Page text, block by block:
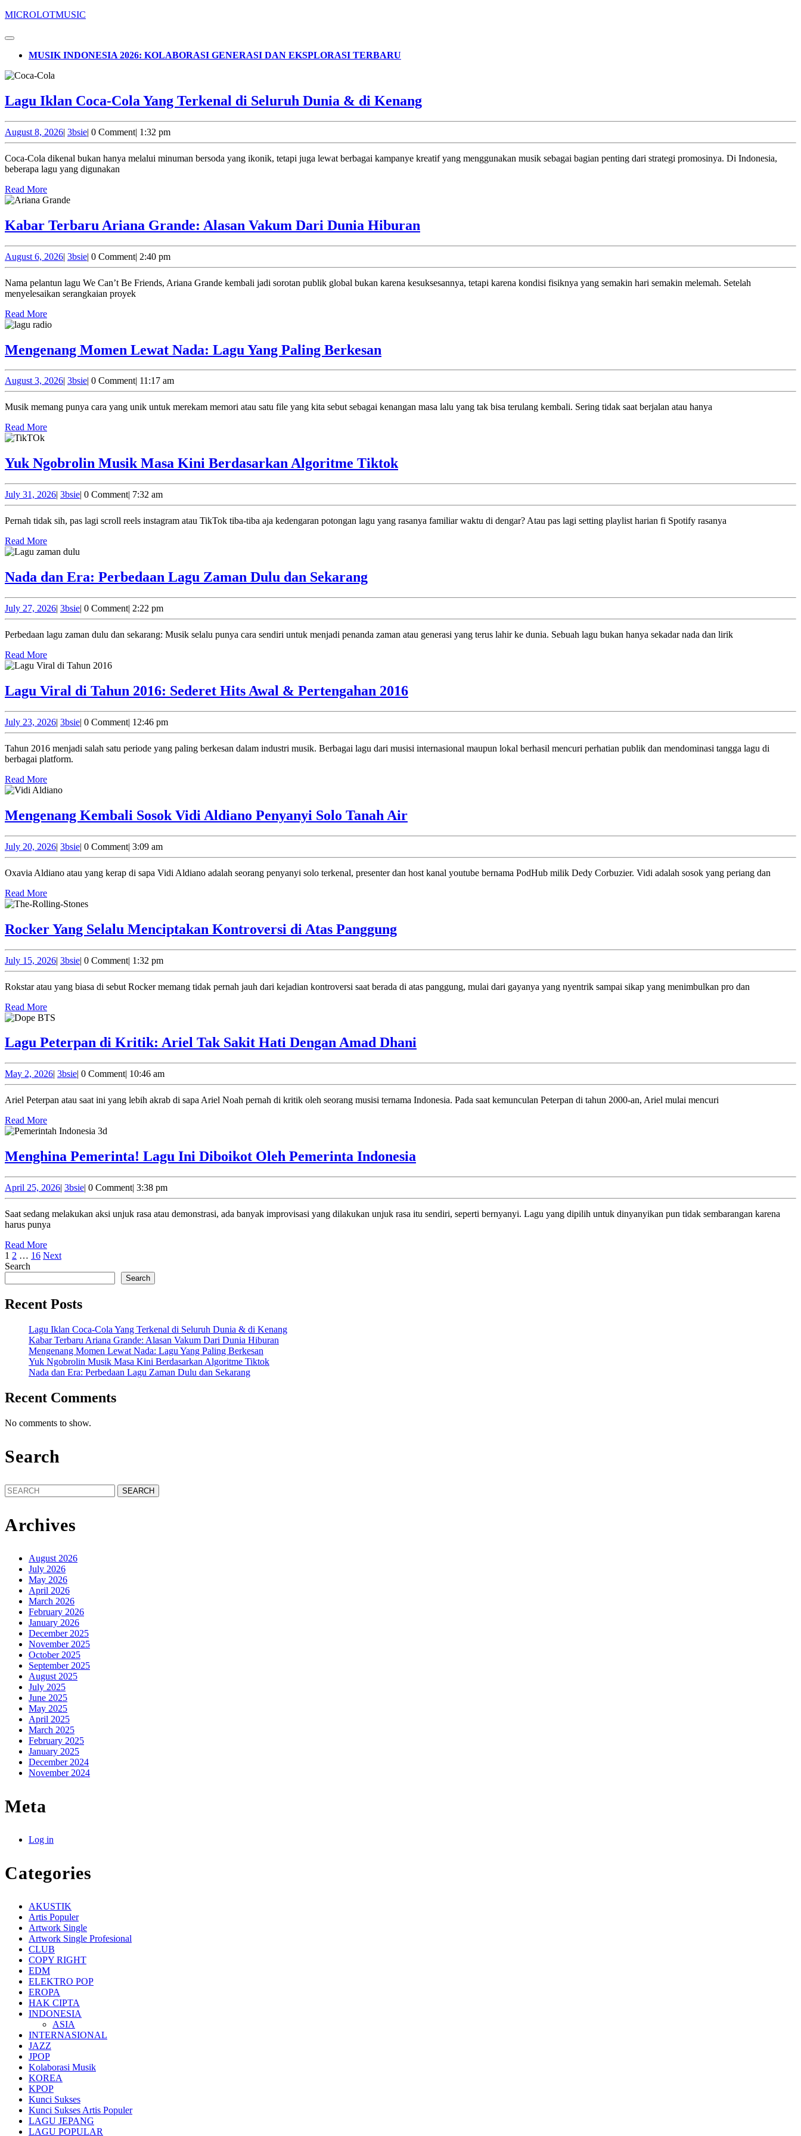
Skip
content
MICROLOTMUSIC
Open
ButtonMUSIK INDONESIA 2026: KOLABORASI GENERASI DAN EKSPLORASI TERBARU
CLOSE
Lagu Iklan Coca-Cola Yang Terkenal di Seluruh Dunia & di KenangLagu
Cola
Yang
&
Kenang
August 8, 2026August
8,
2026
| 3bsie3bsie
| 0 Comment| 1:32 pm
Coca-Cola dikenal bukan hanya melalui minuman bersoda yang ikonik, tetapi juga lewat berbagai kampanye kreatif yang menggunakan musik sebagai bagian penting dari strategi promosinya. Di Indonesia,
beberapa lagu yang digunakan
Read MoreRead
More
Kabar Terbaru Ariana Grande: Alasan Vakum Dari Dunia Hiburan
Grande:
Alasan
August 6, 2026August
6,
2026
| 3bsie3bsie
| 0 Comment| 2:40 pm
Nama pelantun lagu We Can’t Be Friends, Ariana Grande kembali jadi sorotan publik global bukan karena kesuksesannya, tetapi karena kondisi fisiknya yang semakin hari semakin melemah. Setelah
menyelesaikan serangkaian proyek
Read MoreRead
More
Mengenang Momen Lewat Nada: Lagu Yang Paling Berkesan
Lagu
Berkesan
August 3, 2026August
3,
| 3bsie3bsie
| 0 Comment| 11:17 am
Musik memang punya cara yang unik untuk merekam memori atau satu file yang kita sebut sebagai kenangan masa lalu yang tak bisa terulang kembali. Sering tidak saat berjalan atau hanya
Read MoreRead
Yuk Ngobrolin Musik Masa Kini Berdasarkan Algoritme TiktokYuk
Kini
July 31, 2026July
31,
2026
| 3bsie3bsie
| 0 Comment| 7:32 am
Pernah tidak sih, pas lagi scroll reels instagram atau TikTok tiba-tiba aja kedengaran potongan lagu yang rasanya familiar waktu di dengar? Atau pas lagi setting playlist harian fi Spotify rasanya
Read MoreRead
More
Nada dan Era: Perbedaan Lagu Zaman Dulu dan SekarangNada
Lagu
dan
July 27, 2026July
27,
| 3bsie3bsie
| 0 Comment| 2:22 pm
Perbedaan lagu zaman dulu dan sekarang: Musik selalu punya cara sendiri untuk menjadi penanda zaman atau generasi yang terus lahir ke dunia. Sebuah lagu bukan hanya sekadar nada dan lirik
Read MoreRead
More
Lagu Viral di Tahun 2016: Sederet Hits Awal & Pertengahan 2016Lagu
Tahun
2016:
Pertengahan
July 23, 2026July
23,
2026
| 3bsie3bsie
| 0 Comment| 12:46 pm
Tahun 2016 menjadi salah satu periode yang paling berkesan dalam industri musik. Berbagai lagu dari musisi internasional maupun lokal berhasil mencuri perhatian publik dan mendominasi tangga lagu di
berbagai platform.
Read MoreRead
More
Mengenang Kembali Sosok Vidi Aldiano Penyanyi Solo Tanah AirMengenang
Vidi
Aldiano
July 20, 2026July
20,
| 3bsie3bsie
| 0 Comment| 3:09 am
Oxavia Aldiano atau yang kerap di sapa Vidi Aldiano adalah seorang penyanyi solo terkenal, presenter dan host kanal youtube bernama PodHub milik Dedy Corbuzier. Vidi adalah sosok yang periang dan
Read MoreRead
More
Rocker Yang Selalu Menciptakan Kontroversi di Atas PanggungRocker
Menciptakan
Kontroversi
Panggung
July 15, 2026July
15,
| 3bsie3bsie
| 0 Comment| 1:32 pm
Rokstar atau yang biasa di sebut Rocker memang tidak pernah jauh dari kejadian kontroversi saat berada di atas panggung, mulai dari gayanya yang nyentrik sampai sikap yang menimbulkan pro dan
Read MoreRead
More
Lagu Peterpan di Kritik: Ariel Tak Sakit Hati Dengan Amad Dhani
Ariel
Dhani
May 2, 2026May
2,
| 3bsie3bsie
| 0 Comment| 10:46 am
Ariel Peterpan atau saat ini yang lebih akrab di sapa Ariel Noah pernah di kritik oleh seorang musisi ternama Indonesia. Pada saat kemunculan Peterpan di tahun 2000-an, Ariel mulai mencuri
Read MoreRead
More
Menghina Pemerinta! Lagu Ini Diboikot Oleh Pemerinta Indonesia
Diboikot
April 25, 2026April
25,
2026
| 3bsie3bsie
| 0 Comment| 3:38 pm
Saat sedang melakukan aksi unjuk rasa atau demonstrasi, ada banyak improvisasi yang dilakukan unjuk rasa itu sendiri, seperti bernyanyi. Lagu yang dipilih untuk dinyanyikan pun tidak sembarangan karena
harus punya
Read MoreRead
More
Posts
pagination
1 2 … 16 Next
Search
Search
Recent Posts
Lagu Iklan Coca-Cola Yang Terkenal di Seluruh Dunia & di Kenang
Kabar Terbaru Ariana Grande: Alasan Vakum Dari Dunia Hiburan
Mengenang Momen Lewat Nada: Lagu Yang Paling Berkesan
Yuk Ngobrolin Musik Masa Kini Berdasarkan Algoritme Tiktok
Nada dan Era: Perbedaan Lagu Zaman Dulu dan Sekarang
Recent Comments
No comments to show.
Search
Search
for:
Archives
August 2026
July 2026
May 2026
April 2026
March 2026
February 2026
January 2026
December 2025
November 2025
October 2025
September 2025
August 2025
July 2025
June 2025
May 2025
April 2025
March 2025
February 2025
January 2025
December 2024
November 2024
Meta
Log in
Categories
AKUSTIK
Artis Populer
Artwork Single
Artwork Single Profesional
CLUB
COPY RIGHT
EDM
ELEKTRO POP
EROPA
HAK CIPTA
INDONESIA
ASIA
INTERNASIONAL
JAZZ
JPOP
Kolaborasi Musik
KOREA
KPOP
Kunci Sukses
Kunci Sukses Artis Populer
LAGU JEPANG
LAGU POPULAR